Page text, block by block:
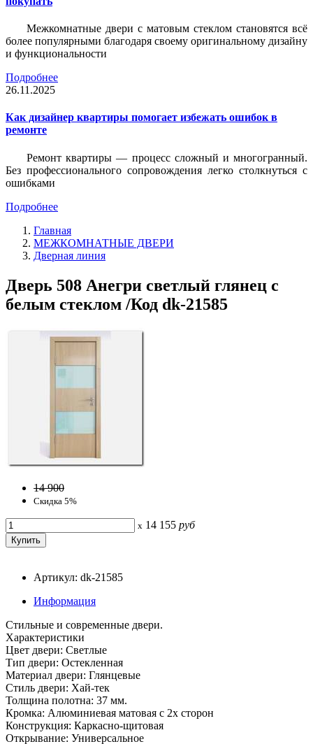
Межкомнатные двери с матовым стеклом становятся всё
более популярными благодаря своему оригинальному дизайну
и функциональности
Подробнее
26.11.2025
Как дизайнер квартиры помогает избежать ошибок в
ремонте
Ремонт квартиры — процесс сложный и многогранный.
Без профессионального сопровождения легко столкнуться с
ошибками
Подробнее
Главная
МЕЖКОМНАТНЫЕ ДВЕРИ
Дверная линия
Дверь 508 Анегри светлый глянец с
белым стеклом /Код dk-21585
14 900
Скидка 5%
x 14 155 руб
Артикул: dk-21585
Информация
Стильные и современные двери.
Характеристики
Цвет двери: Светлые
Тип двери: Остекленная
Материал двери: Глянцевые
Стиль двери: Хай-тек
Толщина полотна: 37 мм.
Кромка: Алюминиевая матовая с 2х сторон
Конструкция: Каркасно-щитовая
Открывание: Универсальное